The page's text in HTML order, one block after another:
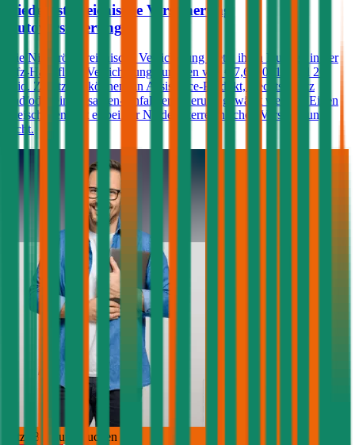
Niederösterreichische Versicherung
Autoversicherung
Die Niederösterreichische Versicherung bietet ihren Kunden in der
Kfz-Haftpflicht Versicherungssummen von € 7,6, 10, 15 und 20
Mio. Zusätzlich können ein Assistance-Produkt, Rechtsschutz
und/oder eine Insassen-Unfallversicherung gewählt werden. Einen
Freischaden gibt es bei der Niederösterreichischen Versicherung
nicht.
Jetzt Beratung buchen